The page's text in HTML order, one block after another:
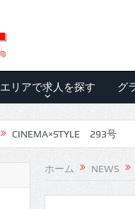
エリアで求人を探す グ
CINEMA×STYLE 293号
CINEMA×STYLE 292号
CINEMA×STYLE 291号
ホーム NEWS